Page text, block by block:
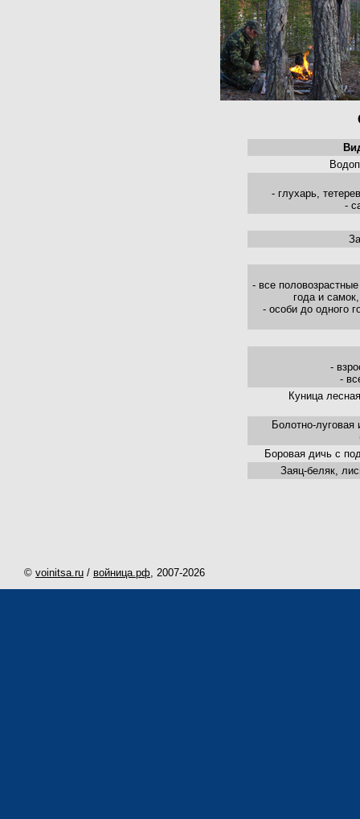
- глухарь,
-
- все
года и
- особи до одного
-
-
Куница
Болотно-
Боровая дичь с
Заяц-беляк,
© voinitsa.ru / войница.рф, 2007-2026